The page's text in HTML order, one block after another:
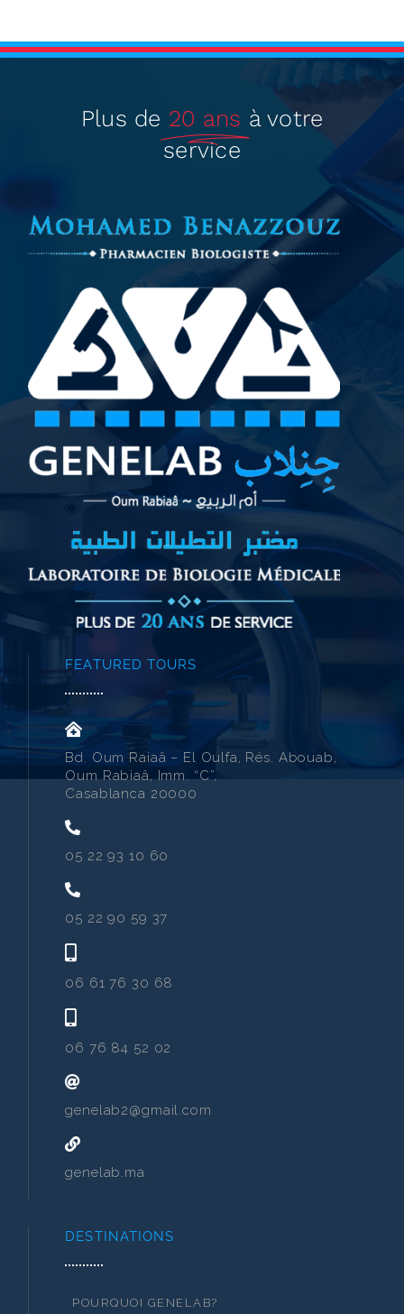
Plus de 20 ans à votre
service
FEATURED TOURS
Bd. Oum Raiaâ – El Oulfa, Rés. Abouab,
Oum Rabiaâ, Imm. “C”,
Casablanca 20000
05 22 93 10 60
05 22 90 59 37
06 61 76 30 68
06 76 84 52 02
genelab2@gmail.com
genelab.ma
DESTINATIONS
POURQUOI GENELAB?